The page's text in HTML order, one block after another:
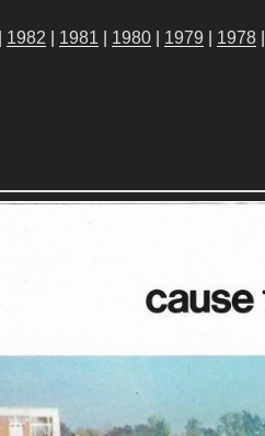
1978
1979
1980
1981
1982